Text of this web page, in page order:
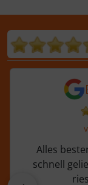
5 von
Alles
schnell